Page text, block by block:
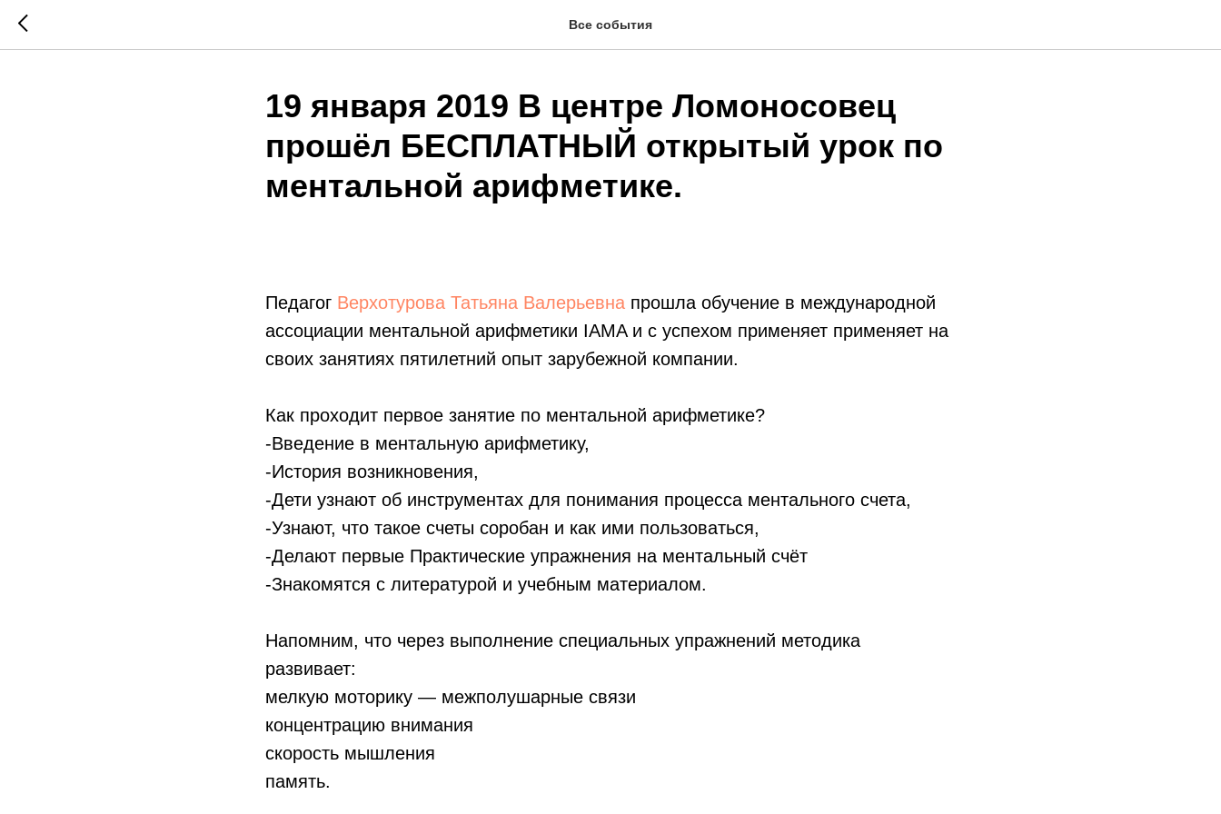
Все события
19 января 2019 В центре Ломоносовец
прошёл БЕСПЛАТНЫЙ открытый урок по
ментальной арифметике.
Педагог Верхотурова Татьяна Валерьевна прошла обучение в международной
ассоциации ментальной арифметики IAMA и с успехом применяет применяет на
своих занятиях пятилетний опыт зарубежной компании.
Как проходит первое занятие по ментальной арифметике?
-Введение в ментальную арифметику,
-История возникновения,
-Дети узнают об инструментах для понимания процесса ментального счета,
-Узнают, что такое счеты соробан и как ими пользоваться,
-Делают первые Практические упражнения на ментальный счёт
-Знакомятся с литературой и учебным материалом.
Напомним, что через выполнение специальных упражнений методика
развивает:
мелкую моторику — межполушарные связи
концентрацию внимания
скорость мышления
память.